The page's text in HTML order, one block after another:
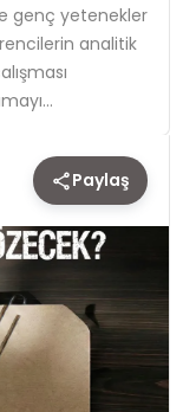
genç yetenekler
analitik
Paylaş